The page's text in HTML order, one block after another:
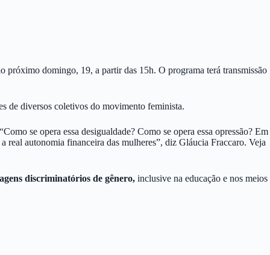
próximo domingo, 19, a partir das 15h. O programa terá transmissão
de diversos coletivos do movimento feminista.
se opera essa desigualdade? Como se opera essa opressão? Em
real autonomia financeira das mulheres”, diz Gláucia Fraccaro. Veja
discriminatórios de gênero, inclusive na educação e nos meios